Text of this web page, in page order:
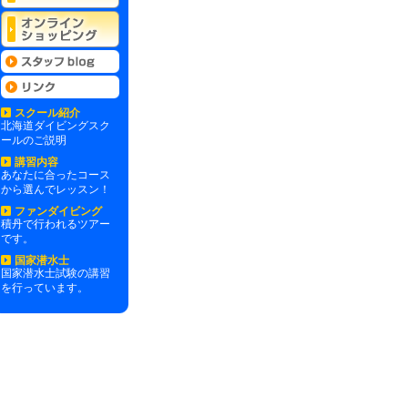
スクール紹介
北海道ダイビングスク
ールのご説明
講習内容
あなたに合ったコース
から選んでレッスン！
ファンダイビング
積丹で行われるツアー
です。
国家潜水士
国家潜水士試験の講習
を行っています。